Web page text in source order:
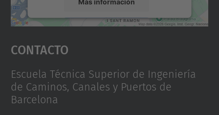
Aceptar
powered by
Contacto
Escuela Técnica Superior de Ingeniería
de Caminos, Canales y Puertos de
Barcelona